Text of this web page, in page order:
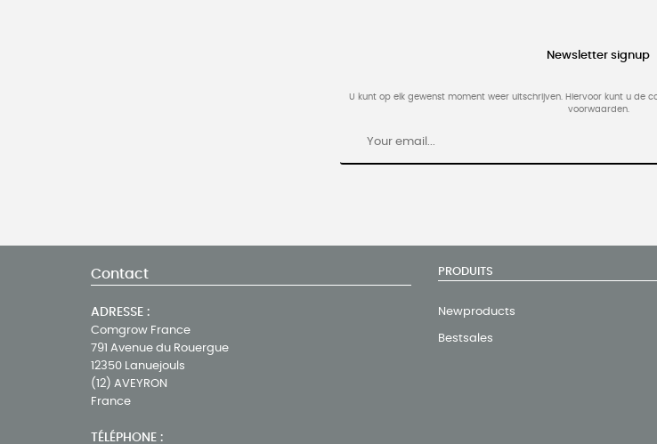
Newsletter signup
U kunt op elk gewenst moment weer uitschrijven. Hiervoor kunt u de
voorwaarden.
Contact
ADRESSE :
Comgrow France
791 Avenue du Rouergue
12350 Lanuejouls
(12) AVEYRON
France
TÉLÉPHONE :
PRODUITS
Newproducts
Bestsales